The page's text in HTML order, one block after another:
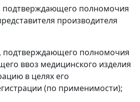
подтверждающего полномочия
производителя
подтверждающего полномочия
ввоз медицинского изделия
в целях его
(по применимости);